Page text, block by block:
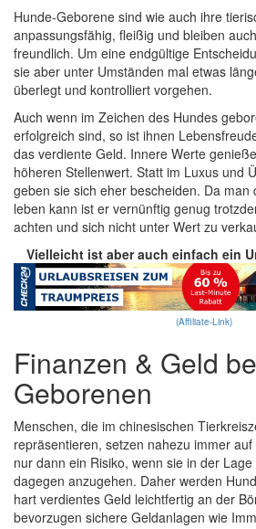
Hunde-Geborene sind wie auch ihre
anpassungsfähig, fleißig und bleiben
freundlich. Um eine endgültige
sie aber unter Umständen mal etwas
überlegt und kontrolliert vorgehen.
Auch wenn im Zeichen des Hundes
erfolgreich sind, so ist ihnen
das verdiente Geld. Innere Werte
höheren Stellenwert. Statt im Luxus und
geben sie sich eher bescheiden. Da man
leben kann ist er vernünftig genug
achten und sich nicht unter Wert zu
Vielleicht ist aber auch einfach ein
(Affiliate-Link)
Finanzen & Geld
Geborenen
Menschen, die im chinesischen
repräsentieren, setzen nahezu immer
nur dann ein Risiko, wenn sie in der
dagegen anzugehen. Daher werden
hart verdientes Geld leichtfertig an der
bevorzugen sichere Geldanlagen wie